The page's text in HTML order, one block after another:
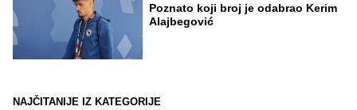
Poznato koji broj je odabrao Kerim
Alajbegović
NAJČITANIJE IZ KATEGORIJE